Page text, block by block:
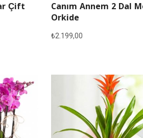
Çift
Canım Annem 2 Dal
Orkide
₺2.199,00